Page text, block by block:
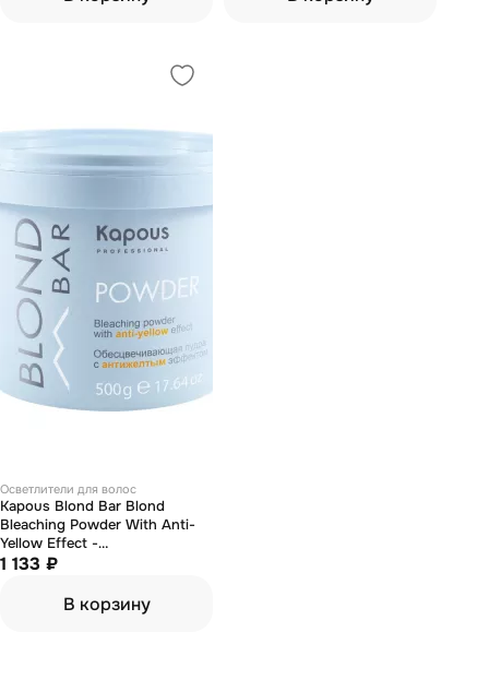
Осветлители для волос
Kapous Blond Bar Blond
Bleaching Powder With Anti-
Yellow Effect -
Обесцвечивающая пудра с
1 133 ₽
В корзину